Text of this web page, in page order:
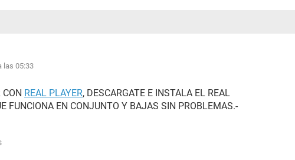
las 05:33
CON REAL PLAYER, DESCARGATE E INSTALA EL REAL
FUNCIONA EN CONJUNTO Y BAJAS SIN PROBLEMAS.-